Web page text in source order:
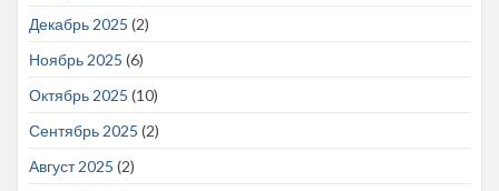
Декабрь 2025 (2)
Ноябрь 2025 (6)
Октябрь 2025 (10)
Сентябрь 2025 (2)
Август 2025 (2)